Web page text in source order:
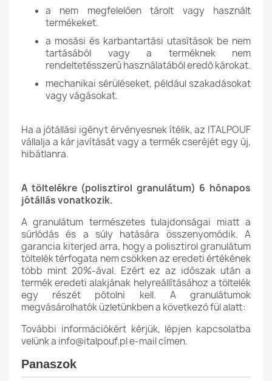
a nem megfelelően tárolt vagy használt
termékeket.
a mosási és karbantartási utasítások be nem
tartásából vagy a terméknek nem
rendeltetésszerű használatából eredő károkat.
mechanikai sérüléseket, például szakadásokat
vagy vágásokat.
Ha a jótállási igényt érvényesnek ítélik, az ITALPOUF
vállalja a kár javítását vagy a termék cseréjét egy új,
hibátlanra.
A töltelékre (polisztirol granulátum) 6 hónapos
jótállás vonatkozik.
A granulátum természetes tulajdonságai miatt a
súrlódás és a súly hatására összenyomódik. A
garancia kiterjed arra, hogy a polisztirol granulátum
töltelék térfogata nem csökken az eredeti értékének
több mint 20%-ával. Ezért ez az időszak után a
termék eredeti alakjának helyreállításához a töltelék
egy részét pótolni kell. A granulátumok
megvásárolhatók üzletünkben a következő fül alatt:
További információkért kérjük, lépjen kapcsolatba
velünk a info@italpouf.pl e-mail címen.
Panaszok